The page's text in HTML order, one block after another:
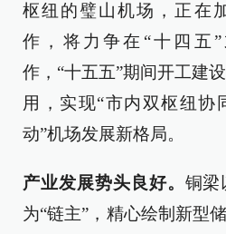
枢纽的璧山机场，正在
作，将力争在“十四五
作，“十五五”期间开工建
用，实现“市内双枢纽协
动”机场发展新格局。
产业发展势头良好。 铜梁
为“链主”，精心绘制新型